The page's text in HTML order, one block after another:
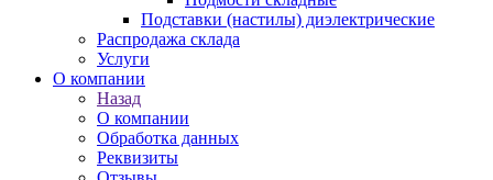
Подставки (настилы) диэлектрические
Распродажа склада
Услуги
О компании
Назад
О компании
Обработка данных
Реквизиты